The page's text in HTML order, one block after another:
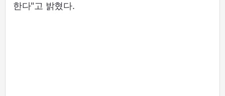
한다"고 밝혔다.